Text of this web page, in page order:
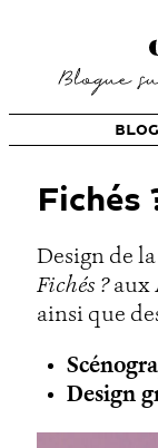
Fichés
Design de
Fichés ?aux
ainsi que
Design